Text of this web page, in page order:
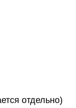
отдельно)